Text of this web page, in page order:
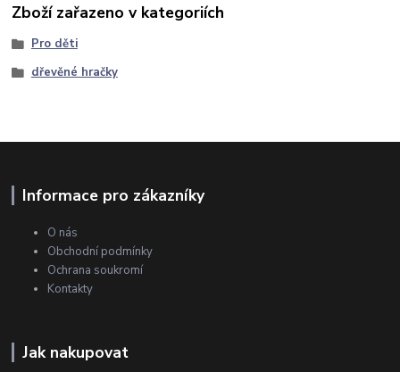
Zboží zařazeno v kategoriích
Pro děti
dřevěné hračky
Informace pro zákazníky
O nás
Obchodní podmínky
Ochrana soukromí
Kontakty
Jak nakupovat